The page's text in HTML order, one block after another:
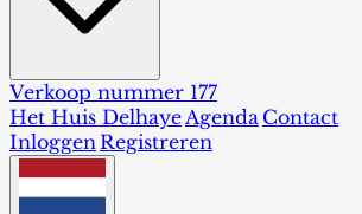
Verkoop nummer 177
Het Huis DelhayeAgenda Contact
InloggenRegistreren